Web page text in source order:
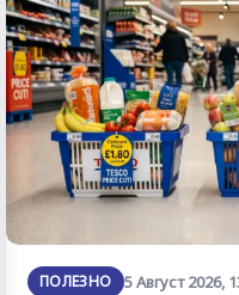
ПОЛЕЗНО 5 Август 2026,